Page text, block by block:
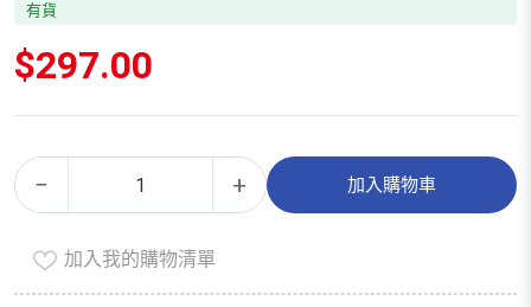
有貨
$297.00
−
洗
潔
荷
+ 加入購物車
Alternative:
加入我的購物清單